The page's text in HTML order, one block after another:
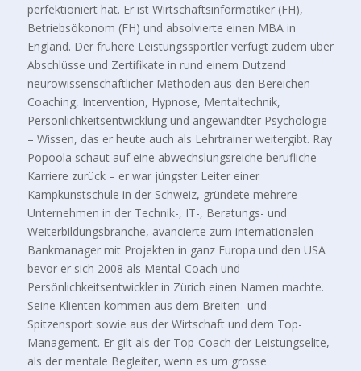
perfektioniert hat. Er ist Wirtschaftsinformatiker (FH),
Betriebsökonom (FH) und absolvierte einen MBA in
England. Der frühere Leistungssportler verfügt zudem über
Abschlüsse und Zertifikate in rund einem Dutzend
neurowissenschaftlicher Methoden aus den Bereichen
Coaching, Intervention, Hypnose, Mentaltechnik,
Persönlichkeitsentwicklung und angewandter Psychologie
– Wissen, das er heute auch als Lehrtrainer weitergibt. Ray
Popoola schaut auf eine abwechslungsreiche berufliche
Karriere zurück – er war jüngster Leiter einer
Kampkunstschule in der Schweiz, gründete mehrere
Unternehmen in der Technik-, IT-, Beratungs- und
Weiterbildungsbranche, avancierte zum internationalen
Bankmanager mit Projekten in ganz Europa und den USA
bevor er sich 2008 als Mental-Coach und
Persönlichkeitsentwickler in Zürich einen Namen machte.
Seine Klienten kommen aus dem Breiten- und
Spitzensport sowie aus der Wirtschaft und dem Top-
Management. Er gilt als der Top-Coach der Leistungselite,
als der mentale Begleiter, wenn es um grosse